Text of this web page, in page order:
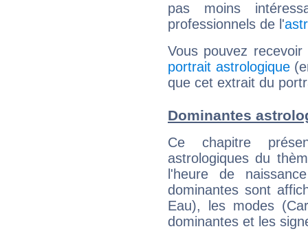
pas moins
professionnels de l'
Vous pouvez
portrait astrologique
que cet extrait du
Dominantes
Ce chapitre
astrologiques du
l'heure de
dominantes sont
Eau), les modes
dominantes et les